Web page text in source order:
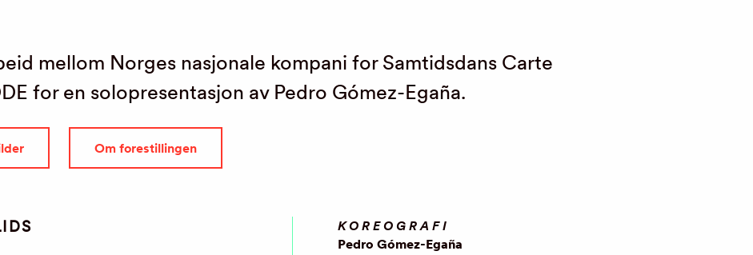
mellom Norges nasjonale kompani for Samtidsdans Carte
for en solopresentasjon av Pedro Gómez-Egaña.
Om forestillingen
KOREOGRAFI
Pedro Gómez-Egaña